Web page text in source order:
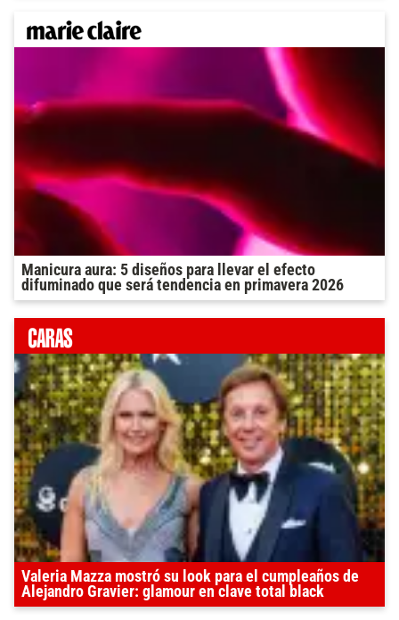
Manicura aura: 5 diseños para llevar el efecto
difuminado que será tendencia en primavera 2026
Valeria Mazza mostró su look para el cumpleaños de
Alejandro Gravier: glamour en clave total black